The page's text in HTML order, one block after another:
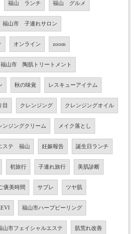
福山 ランチ 福山 グルメ
福山市 子連れサロン
オンライン zoom
福山市 陶肌トリートメント
秋の味覚 レスキューアイテム
目 クレンジング クレンジングオイル
ンジングクリーム メイク落とし
ステ 福山 妊娠報告 誕生日ランチ
初旅行 子連れ旅行 美肌診断
褒美時間 サブレ ツヤ肌
福山市ハーブピーリング
山市フェイシャルエステ 肌荒れ改善